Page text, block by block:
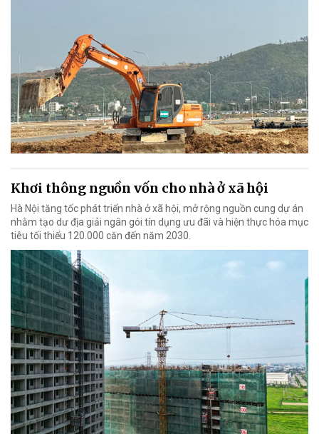
Khơi thông nguồn vốn cho nhà ở xã hội
Hà Nội tăng tốc phát triển nhà ở xã hội, mở rộng nguồn cung dự án
nhằm tạo dư địa giải ngân gói tín dụng ưu đãi và hiện thực hóa mục
tiêu tối thiểu 120.000 căn đến năm 2030.